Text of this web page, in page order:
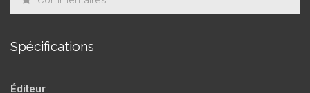
Spécifications
Éditeur